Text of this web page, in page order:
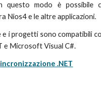
questo modo è possibile
Nios4 e le altre applicazioni.
e i progetti sono compatibili
e Microsoft Visual C#.
.NET